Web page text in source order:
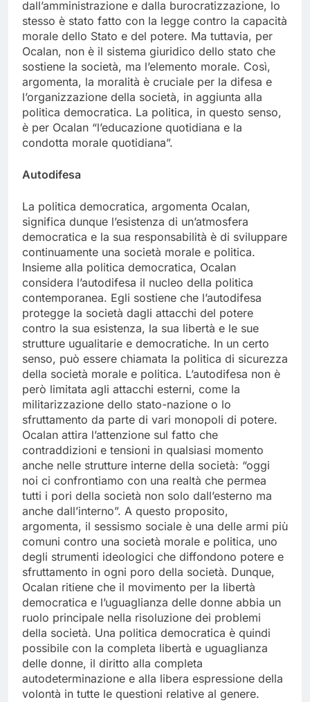
dall’amministrazione e dalla burocratizzazione, lo
stesso è stato fatto con la legge contro la capacità
morale dello Stato e del potere. Ma tuttavia, per
Ocalan, non è il sistema giuridico dello stato che
sostiene la società, ma l’elemento morale. Così,
argomenta, la moralità è cruciale per la difesa e
l’organizzazione della società, in aggiunta alla
politica democratica. La politica, in questo senso,
è per Ocalan “l’educazione quotidiana e la
condotta morale quotidiana”.
Autodifesa
La politica democratica, argomenta Ocalan,
significa dunque l’esistenza di un’atmosfera
democratica e la sua responsabilità è di sviluppare
continuamente una società morale e politica.
Insieme alla politica democratica, Ocalan
considera l’autodifesa il nucleo della politica
contemporanea. Egli sostiene che l’autodifesa
protegge la società dagli attacchi del potere
contro la sua esistenza, la sua libertà e le sue
strutture ugualitarie e democratiche. In un certo
senso, può essere chiamata la politica di sicurezza
della società morale e politica. L’autodifesa non è
però limitata agli attacchi esterni, come la
militarizzazione dello stato-nazione o lo
sfruttamento da parte di vari monopoli di potere.
Ocalan attira l’attenzione sul fatto che
contraddizioni e tensioni in qualsiasi momento
anche nelle strutture interne della società: “oggi
noi ci confrontiamo con una realtà che permea
tutti i pori della società non solo dall’esterno ma
anche dall’interno”. A questo proposito,
argomenta, il sessismo sociale è una delle armi più
comuni contro una società morale e politica, uno
degli strumenti ideologici che diffondono potere e
sfruttamento in ogni poro della società. Dunque,
Ocalan ritiene che il movimento per la libertà
democratica e l’uguaglianza delle donne abbia un
ruolo principale nella risoluzione dei problemi
della società. Una politica democratica è quindi
possibile con la completa libertà e uguaglianza
delle donne, il diritto alla completa
autodeterminazione e alla libera espressione della
volontà in tutte le questioni relative al genere.